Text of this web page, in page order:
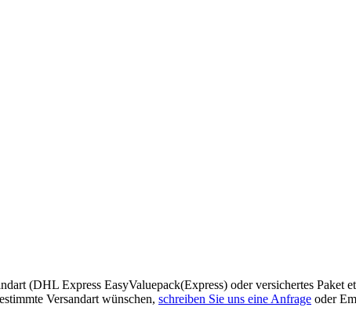
(DHL Express EasyValuepack(Express) oder versichertes Paket
Versandart wünschen, schreiben Sie uns eine Anfrage oder